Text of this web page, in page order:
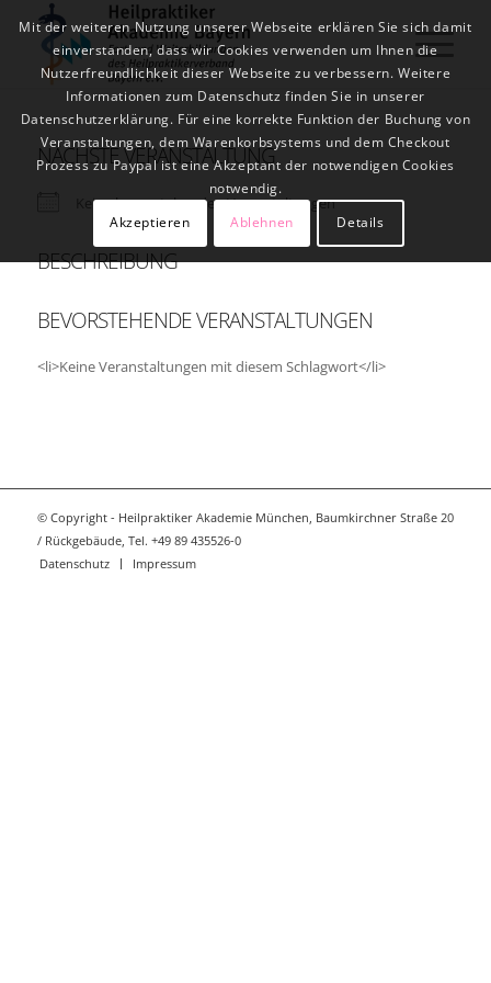
NÄCHSTE VERANSTALTUNG
Keine bevorstehenden Veranstaltungen
BESCHREIBUNG
BEVORSTEHENDE VERANSTALTUNGEN
<li>Keine Veranstaltungen mit diesem Schlagwort</li>
© Copyright - Heilpraktiker Akademie München, Baumkirchner Straße 20
/ Rückgebäude, Tel. +49 89 435526-0
Datenschutz
Impressum
Mit der weiteren Nutzung unserer Webseite erklären Sie sich damit
einverstanden, dass wir Cookies verwenden um Ihnen die
Nutzerfreundlichkeit dieser Webseite zu verbessern. Weitere
Informationen zum Datenschutz finden Sie in unserer
Datenschutzerklärung. Für eine korrekte Funktion der Buchung von
Veranstaltungen, dem Warenkorbsystems und dem Checkout
Prozess zu Paypal ist eine Akzeptant der notwendigen Cookies
notwendig.
Akzeptieren
Ablehnen Details